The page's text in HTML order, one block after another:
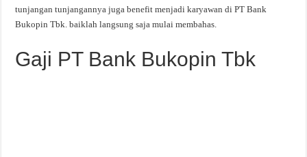
tunjangan tunjangannya juga benefit menjadi karyawan di PT Bank
Bukopin Tbk. baiklah langsung saja mulai membahas.
Gaji PT Bank Bukopin Tbk